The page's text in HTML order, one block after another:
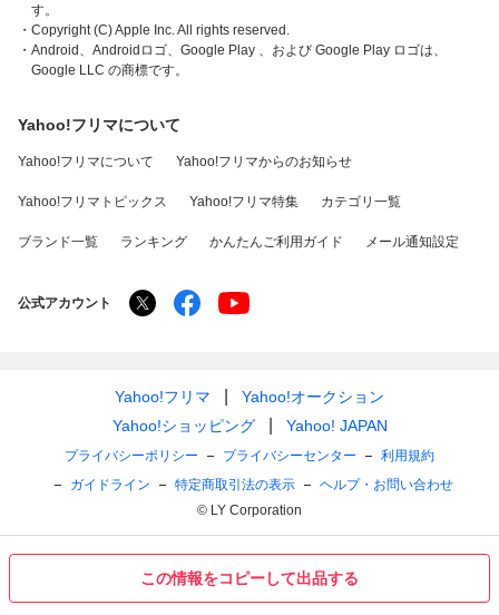
この情報をコピーして出品する
す。
・Copyright (C) Apple Inc. All rights reserved.
・Android、Androidロゴ、Google Play 、および Google Play ロゴは、
Google LLC の商標です。
Yahoo!フリマについて
Yahoo!フリマについて Yahoo!フリマからのお知らせ
Yahoo!フリマトピックス Yahoo!フリマ特集 カテゴリ一覧
ブランド一覧 ランキング かんたんご利用ガイド メール通知設定
公式アカウント
Yahoo!フリマ
Yahoo!オークション
Yahoo!ショッピング
Yahoo! JAPAN
プライバシーポリシー プライバシーセンター
利用規約
ガイドライン
特定商取引法の表示
ヘルプ・お問い合わせ
© LY Corporation